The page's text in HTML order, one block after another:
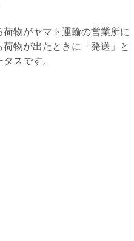
物がヤマト運輸の営業所に
物が出たときに「発送」と
スです。